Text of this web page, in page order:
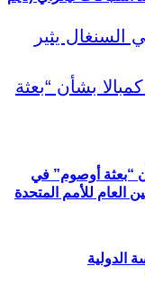
العام للأمم المتحدة
الدولية
“بعثة أوصوم” في